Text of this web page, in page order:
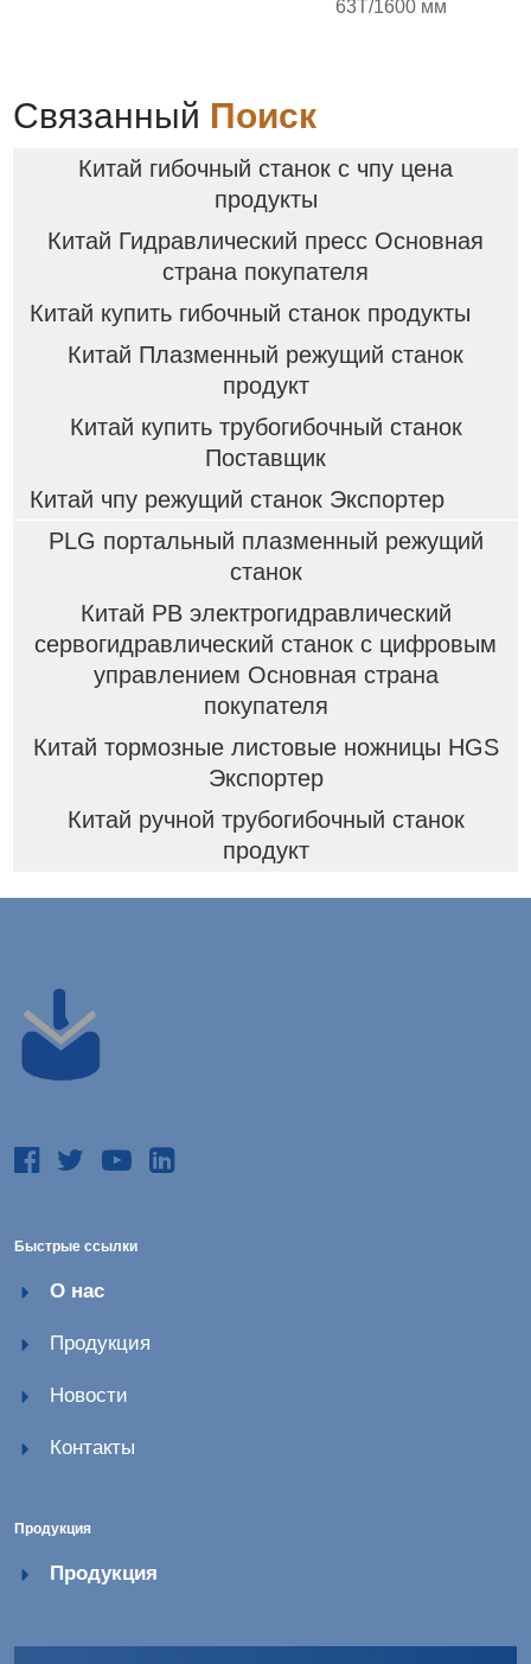
63T/1600 мм
Связанный Поиск
Китай гибочный станок с чпу цена
продукты
Китай Гидравлический пресс Основная
страна покупателя
Китай купить гибочный станок продукты
Китай Плазменный режущий станок
продукт
Китай купить трубогибочный станок
Поставщик
Китай чпу режущий станок Экспортер
PLG портальный плазменный режущий
станок
Китай PB электрогидравлический
сервогидравлический станок с цифровым
управлением Основная страна
покупателя
Китай тормозные листовые ножницы HGS
Экспортер
Китай ручной трубогибочный станок
продукт
Быстрые ссылки
О нас
Продукция
Новости
Контакты
Продукция
Продукция